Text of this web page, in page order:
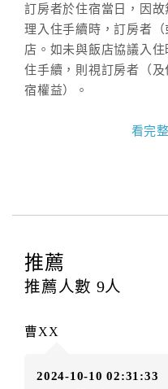
訂房者於住宿當日，因
理入住手續時，訂房者
店。如未與飯店協議入
住手續，則視訂房者（
宿權益）。
四、訂單異動
提出申辦不得異動訂單。
每筆訂單異動限定
辦理取消退款。
房者應補足差額。（限原
房者不得要求退其差額。
看完
推薦
推薦人數 9人
曹XX
2024-10-10 02:31:33